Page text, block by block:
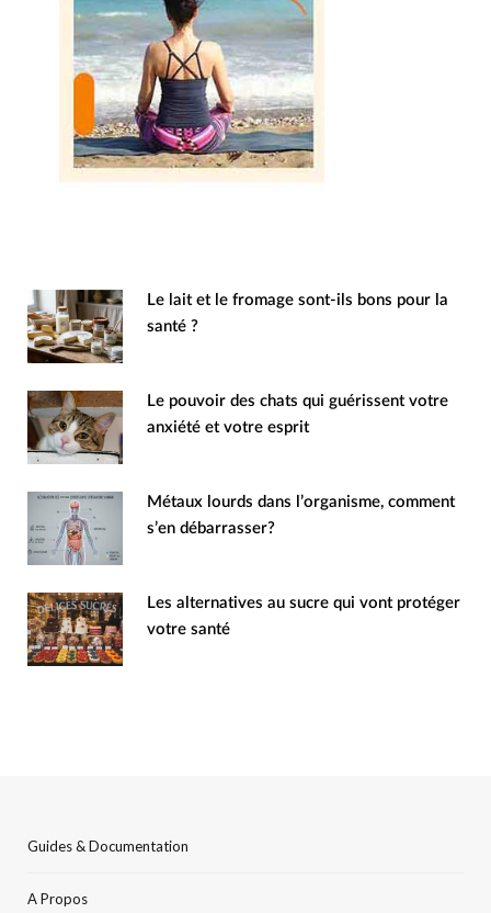
Le lait et le fromage sont-ils bons pour la
santé ?
Le pouvoir des chats qui guérissent votre
anxiété et votre esprit
Métaux lourds dans l’organisme, comment
s’en débarrasser?
Les alternatives au sucre qui vont protéger
votre santé
Guides & Documentation
A Propos